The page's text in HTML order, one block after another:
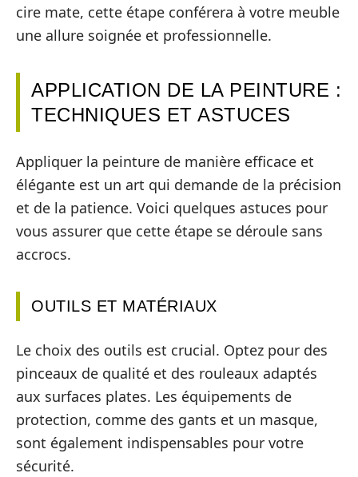
cire mate, cette étape conférera à votre meuble
une allure soignée et professionnelle.
APPLICATION DE LA PEINTURE :
TECHNIQUES ET ASTUCES
Appliquer la peinture de manière efficace et
élégante est un art qui demande de la précision
et de la patience. Voici quelques astuces pour
vous assurer que cette étape se déroule sans
accrocs.
OUTILS ET MATÉRIAUX
Le choix des outils est crucial. Optez pour des
pinceaux de qualité et des rouleaux adaptés
aux surfaces plates. Les équipements de
protection, comme des gants et un masque,
sont également indispensables pour votre
sécurité.